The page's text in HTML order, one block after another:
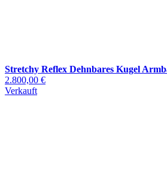
Stretchy Reflex Dehnbares Kugel
2.800,00 €
Verkauft